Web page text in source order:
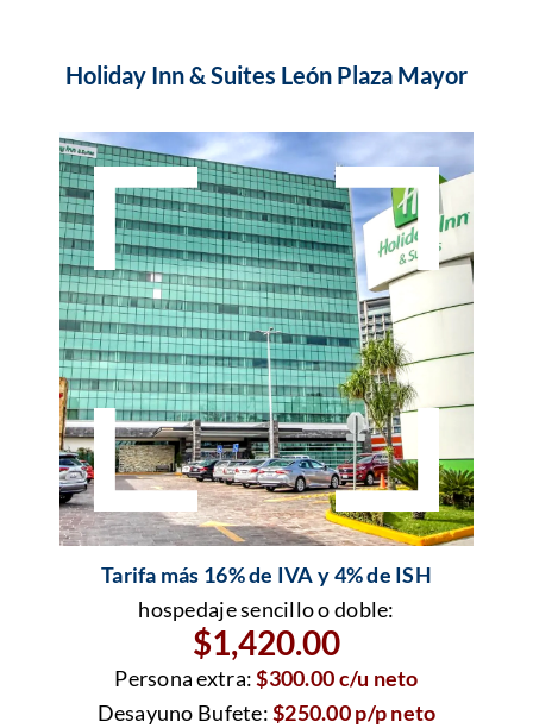
Holiday Inn & Suites León Plaza Mayor
Tarifa más 16% de IVA y 4% de ISH
hospedaje sencillo o doble:
$1,420.00
Persona extra:$300.00 c/u neto
Desayuno Bufete:$250.00 p/p neto